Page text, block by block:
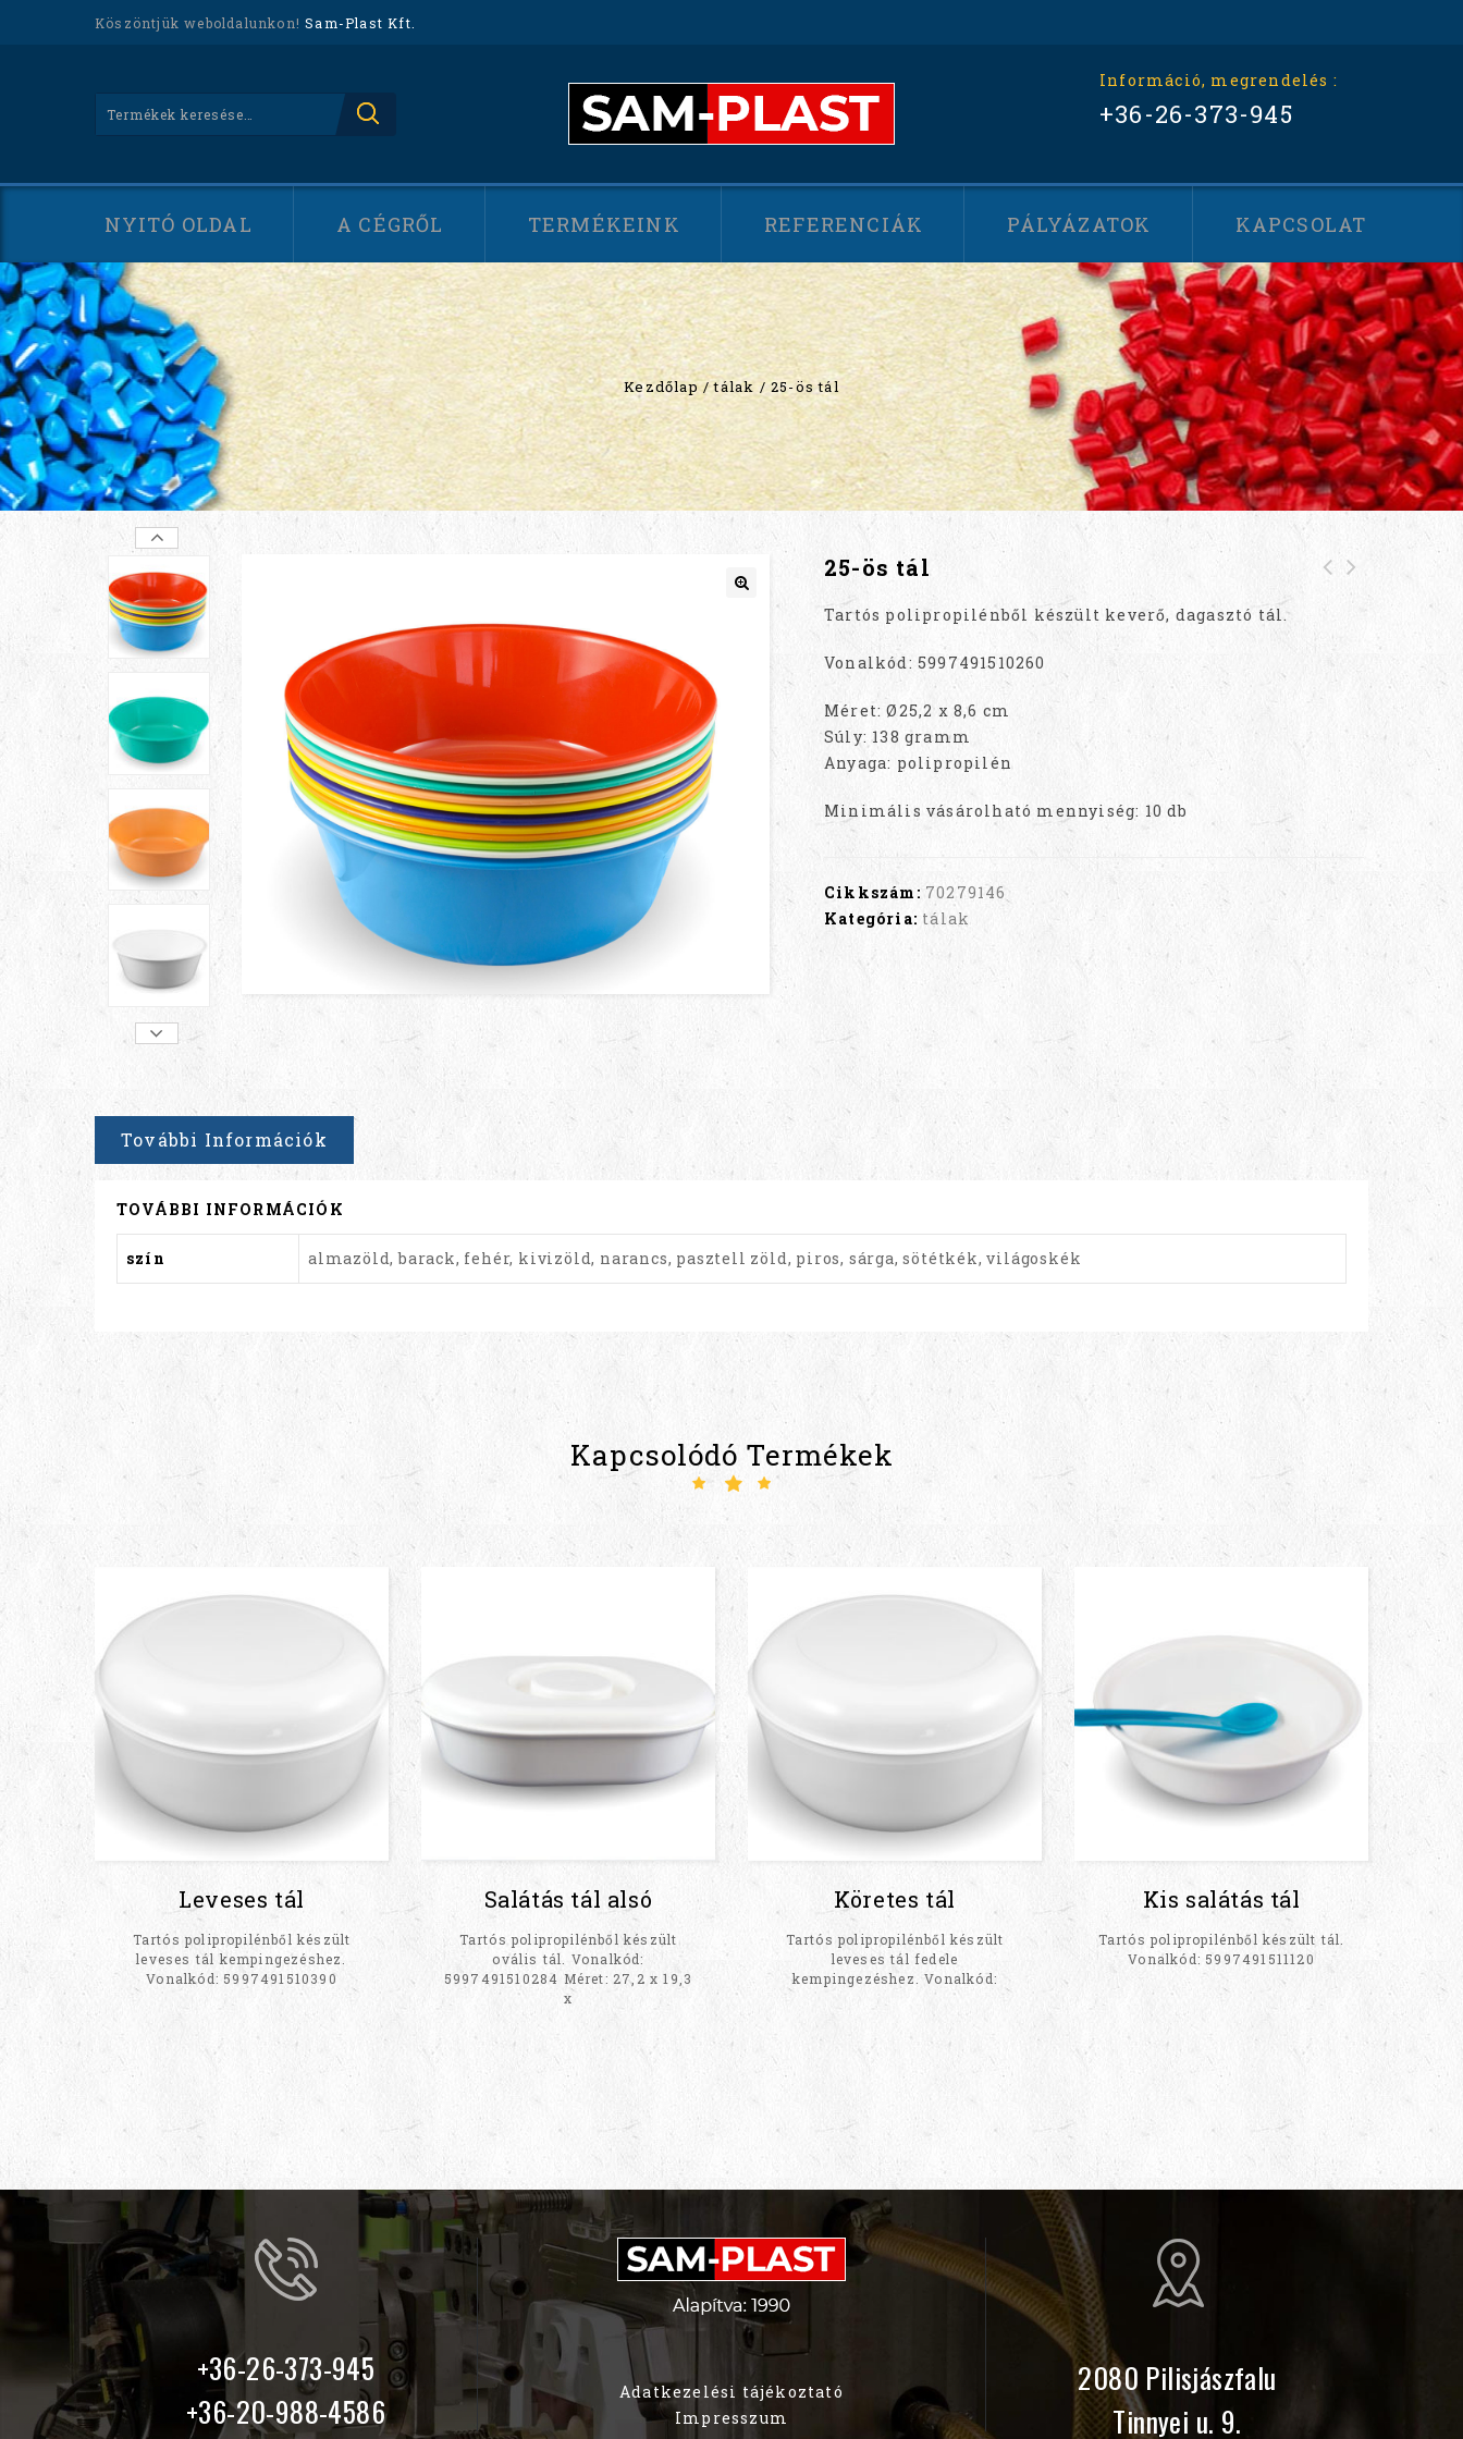
Köszöntjük weboldalunkon! Sam-Plast Kft.
Információ, megrendelés :
+36-26-373-945
NYITÓ OLDAL A CÉGRŐL TERMÉKEINK REFERENCIÁK PÁLYÁZATOK KAPCSOLAT
Kezdőlap/tálak / 25-ös tál
25-ös tál
Tartós polipropilénből készült keverő, dagasztó tál.
Vonalkód: 5997491510260
Méret: Ø25,2 x 8,6 cm
Súly: 138 gramm
Anyaga: polipropilén
Minimális vásárolható mennyiség: 10 db
Cikkszám: 70279146
Kategória: tálak
További Információk
TOVÁBBI INFORMÁCIÓK
szín almazöld, barack, fehér, kivizöld, narancs, pasztell zöld, piros, sárga, sötétkék, világoskék
Kapcsolódó Termékek
Leveses tál
Tartós polipropilénből készült
leveses tál kempingezéshez.
Vonalkód: 5997491510390
Salátás tál alsó
Tartós polipropilénből készült
ovális tál. Vonalkód:
5997491510284 Méret: 27,2 x 19,3
x
Köretes tál
Tartós polipropilénből készült
leveses tál fedele
kempingezéshez. Vonalkód:
Kis salátás tál
Tartós polipropilénből készült tál.
Vonalkód: 5997491511120
+36-26-373-945
+36-20-988-4586
Adatkezelési tájékoztató
Impresszum
2080 Pilisjászfalu
Tinnyei u. 9.